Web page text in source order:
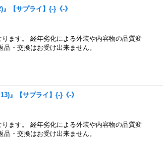
【サプライ】{-}《-》
ます。 経年劣化による外装や内容物の品質変
・交換はお受け出来ません。
』【サプライ】{-}《-》
ます。 経年劣化による外装や内容物の品質変
・交換はお受け出来ません。